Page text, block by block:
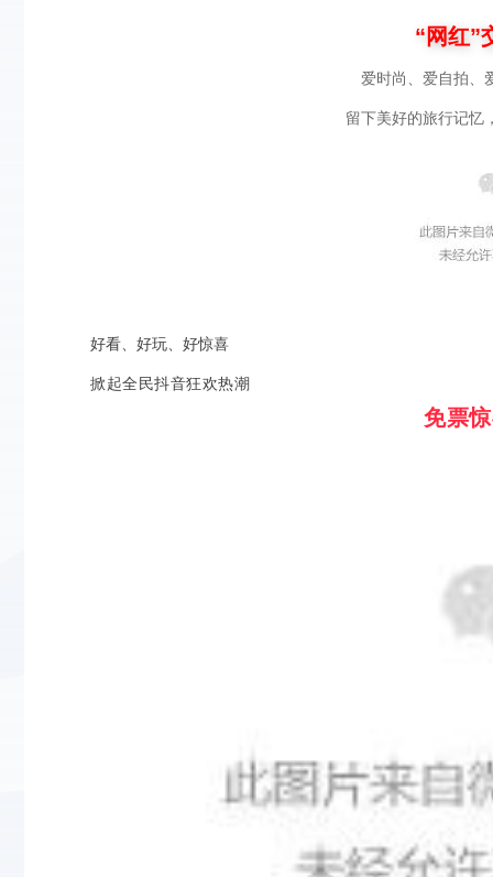
“网红”
爱时尚、爱自拍、
留下美好的旅行记忆
好看、好玩、好惊喜
掀起全民抖音狂欢热潮
免票